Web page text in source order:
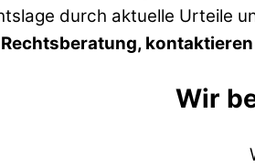
durch aktuelle Urteile
Wir